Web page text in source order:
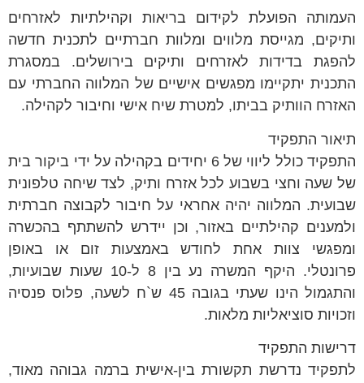
העמותה הפועלת לקידום בריאות וקהילתיות לאזרחים
ותיקים, מגייסת מלווים ומלוות חברתיים לתכנית חדשה
להפגת בדידות לאזרחים ותיקים בירושלים. במסגרת
התכנית יתקיימו מפגשים אישיים של המלווה החברתי עם
האזרח הוותיק בביתו, למטרת שיח אישי וחיבור לקהילה.
תיאור התפקיד
התפקיד כולל ליווי של 6 יחידים בקהילה על ידי ביקור בית
של שעה וחצי בשבוע לכל אזרח ותיק, לצד שיחה טלפונית
שבועית. המלווה יהיה אחראי על חיבור לקבוצה חברתית
ולמענים קהילתיים באזור, וכן יידרש להשתתף בהכשרה
ומפגשי צוות אחת לחודש באמצעות זום או באופן
פרונטלי. היקף המשרה נע בין 8 ל-10 שעות שבועיות,
והתגמול הינו שעתי בגובה 45 ש`ח לשעה, פלוס פנסיה
וזכויות סוציאליות מלאות.
דרישות התפקיד
לתפקיד נדרשת תקשורת בין-אישית ברמה גבוהה מאוד,